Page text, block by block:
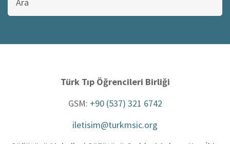
sitede
ara
Türk Tıp Öğrencileri Birliği
GSM: +90 (537) 321 6742
iletisim@turkmsic.org